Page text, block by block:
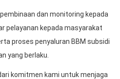
dan monitoring kepada
pelayanan kepada masyarakat
proses penyaluran BBM subsidi
yang berlaku.
komitmen kami untuk menjaga